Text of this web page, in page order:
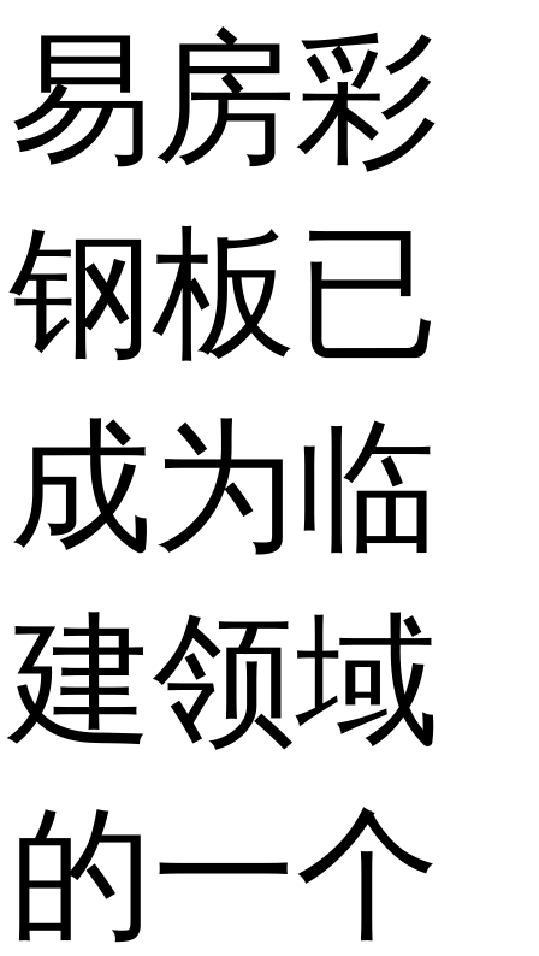
易房彩
钢板已
成为临
建领域
的一个